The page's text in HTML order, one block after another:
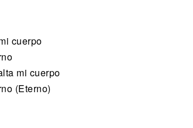
cuerpo
mi cuerpo
(Eterno)